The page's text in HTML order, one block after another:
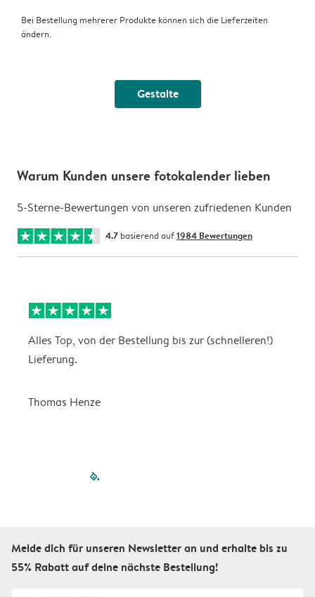
Bei Bestellung mehrerer Produkte können sich die Lieferzeiten
ändern.
Gestalte
Warum Kunden unsere fotokalender lieben
5-Sterne-Bewertungen von unseren zufriedenen Kunden
4.7 basierend auf1984 Bewertungen
Alles Top, von der Bestellung bis zur (schnelleren!)
Lieferung.
Thomas Henze
filled-pagination
Melde dich für unseren Newsletter an und erhalte bis zu
55% Rabatt auf deine nächste Bestellung!